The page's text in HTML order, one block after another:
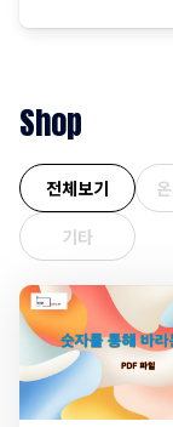
Shop
전체보기
기타